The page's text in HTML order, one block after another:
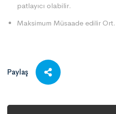
patlayıcı olabilir.
Maksimum Müsaade edilir
Paylaş